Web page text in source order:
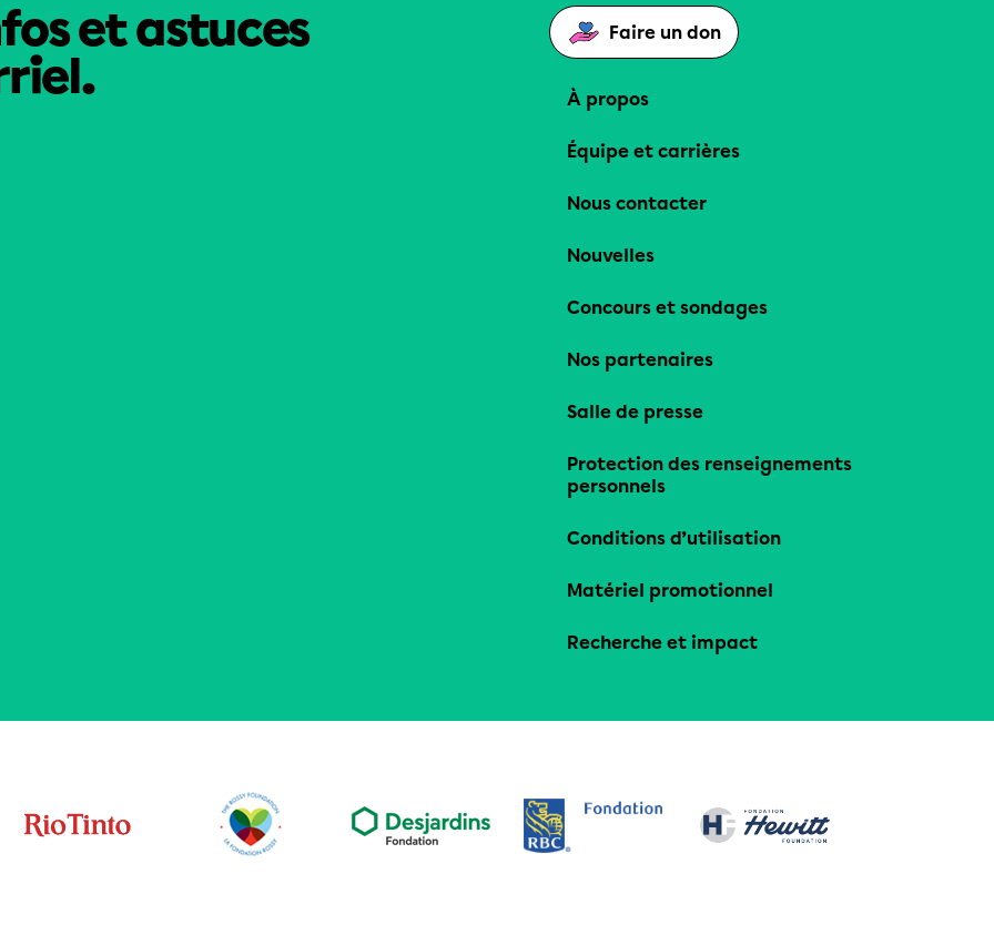
et astuces
Faire un don
À propos
Équipe et carrières
Nous contacter
Nouvelles
Concours et sondages
Nos partenaires
Salle de presse
Protection des renseignements
personnels
Conditions d’utilisation
Matériel promotionnel
Recherche et impact